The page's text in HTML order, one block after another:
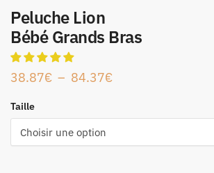
Peluche Lion
Bébé Grands Bras
38.87€ – 84.37€
Taille